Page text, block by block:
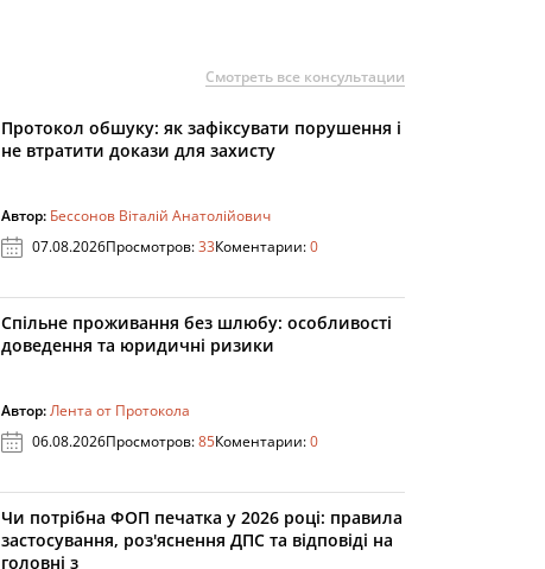
Смотреть все консультации
Протокол обшуку: як зафіксувати порушення і
не втратити докази для захисту
Автор: Бессонов Віталій Анатолійович
07.08.2026Просмотров:33Коментарии:0
Спільне проживання без шлюбу: особливості
доведення та юридичні ризики
Автор:Лента от Протокола
06.08.2026Просмотров:85Коментарии:0
Чи потрібна ФОП печатка у 2026 році: правила
застосування, роз'яснення ДПС та відповіді на
головні з